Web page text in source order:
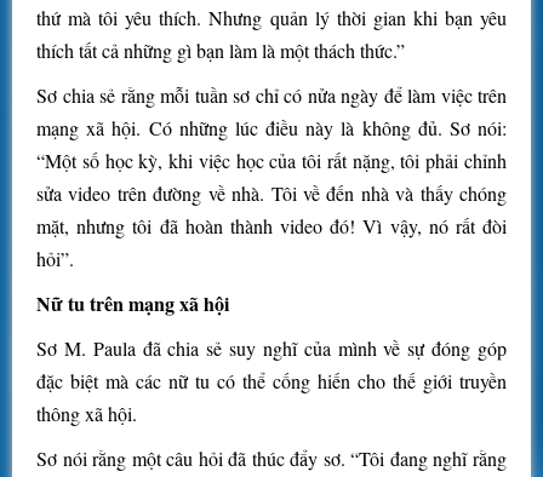
thứ mà tôi yêu thích. Nhưng quản lý thời gian khi bạn yêu
thích tất cả những gì bạn làm là một thách thức.”
Sơ chia sẻ rằng mỗi tuần sơ chỉ có nửa ngày để làm việc trên
mạng xã hội. Có những lúc điều này là không đủ. Sơ nói:
“Một số học kỳ, khi việc học của tôi rất nặng, tôi phải chỉnh
sửa video trên đường về nhà. Tôi về đến nhà và thấy chóng
mặt, nhưng tôi đã hoàn thành video đó! Vì vậy, nó rất đòi
hỏi”.
Nữ tu trên mạng xã hội
Sơ M. Paula đã chia sẻ suy nghĩ của mình về sự đóng góp
đặc biệt mà các nữ tu có thể cống hiến cho thế giới truyền
thông xã hội.
Sơ nói rằng một câu hỏi đã thúc đẩy sơ. “Tôi đang nghĩ rằng